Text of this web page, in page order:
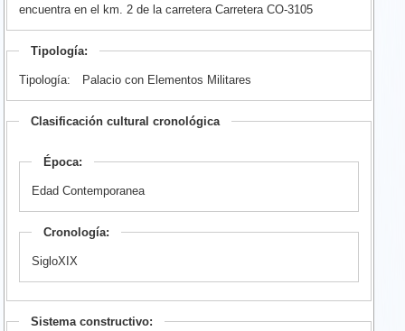
encuentra en el km. 2 de la carretera Carretera CO-3105
Tipología:
Tipología: Palacio con Elementos Militares
Clasificación cultural cronológica
Época:
Edad Contemporanea
Cronología:
SigloXIX
Sistema constructivo: